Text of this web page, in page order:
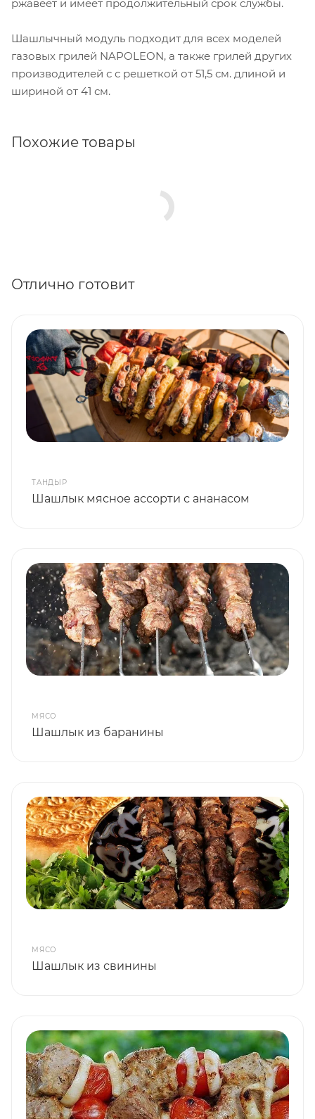
ржавеет и имеет продолжительный срок службы.
Шашлычный модуль подходит для всех моделей
газовых грилей NAPOLEON, а также грилей других
производителей с с решеткой от 51,5 см. длиной и
шириной от 41 см.
Похожие товары
Отлично готовит
ТАНДЫР
Шашлык мясное ассорти с ананасом
МЯСО
Шашлык из баранины
МЯСО
Шашлык из свинины